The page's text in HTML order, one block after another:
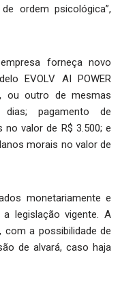
ordem psicológica”,
forneça novo
EVOLV AI POWER
ou outro de mesmas
pagamento de
valor de R$ 3.500; e
morais no valor de
monetariamente e
legislação vigente. A
com a possibilidade de
de alvará, caso haja